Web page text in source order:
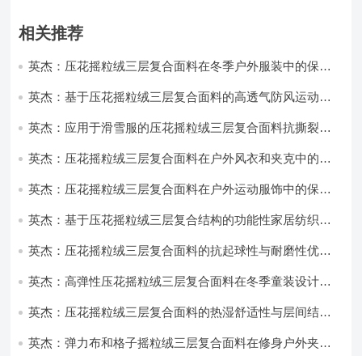
相关推荐
英杰：压花摇粒绒三层复合面料在冬季户外服装中的保暖
英杰：基于压花摇粒绒三层复合面料的高透气防风运动服
英杰：应用于滑雪服的压花摇粒绒三层复合面料抗撕裂与
英杰：压花摇粒绒三层复合面料在户外风衣和夹克中的应
英杰：压花摇粒绒三层复合面料在户外运动服饰中的保暖
英杰：基于压花摇粒绒三层复合结构的功能性家居纺织品
英杰：压花摇粒绒三层复合面料的抗起球性与耐磨性优化
英杰：高弹性压花摇粒绒三层复合面料在冬季童装设计中
英杰：压花摇粒绒三层复合面料的热湿舒适性与层间结合
英杰：弹力布和格子摇粒绒三层复合面料在修身户外夹克